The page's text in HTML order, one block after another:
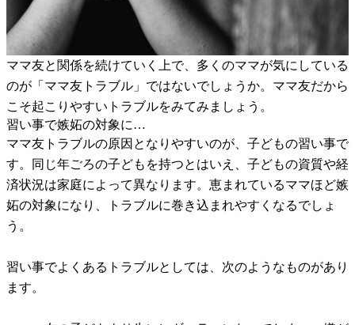
ママ友と関係を続けていく上で、多くのママが気にしている
のが「ママ友トラブル」ではないでしょうか。ママ友だから
こそ起こりやすいトラブルをみてみましょう。
習い事で嫉妬の対象に…
ママ友トラブルの原因となりやすいのが、子どもの習い事で
す。同じ年ごろの子どもを持つとはいえ、子どもの資質や経
済状況は家庭によって異なります。恵まれているママほど嫉
妬の対象になり、トラブルに巻き込まれやすくなるでしょ
う。
習い事でよくあるトラブルとしては、次のようなものがあり
ます。